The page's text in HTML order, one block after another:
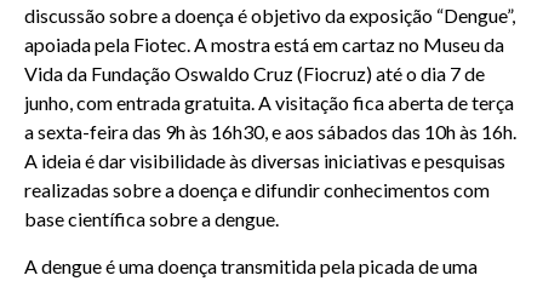
discussão sobre a doença é objetivo da exposição “Dengue”,
apoiada pela Fiotec. A mostra está em cartaz no Museu da
Vida da Fundação Oswaldo Cruz (Fiocruz) até o dia 7 de
junho, com entrada gratuita. A visitação fica aberta de terça
a sexta-feira das 9h às 16h30, e aos sábados das 10h às 16h.
A ideia é dar visibilidade às diversas iniciativas e pesquisas
realizadas sobre a doença e difundir conhecimentos com
base científica sobre a dengue.
A dengue é uma doença transmitida pela picada de uma